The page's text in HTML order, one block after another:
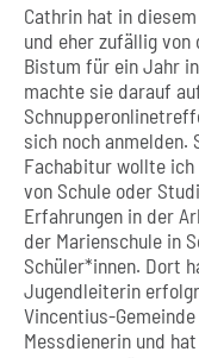
Cathrin hat in
und eher zufällig
Bistum für ein Jahr
machte sie darauf
sich noch anmelden.
Fachabitur wollte ich
von Schule oder
Erfahrungen in der
der Marienschule in
Schüler*innen. Dort
Jugendleiterin
Vincentius-
Messdienerin und